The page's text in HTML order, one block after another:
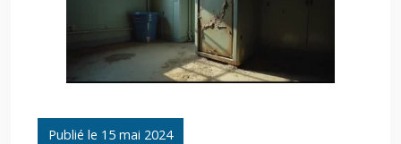
Publié le 15 mai 2024